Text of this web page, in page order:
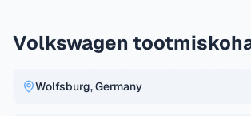
Volkswagen
Wolfsburg, Germany